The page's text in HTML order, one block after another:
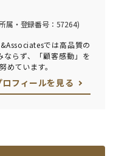
属・登録番号：57264)
では高品質の
らず、「顧客感動」を
めています。
ロフィールを見る